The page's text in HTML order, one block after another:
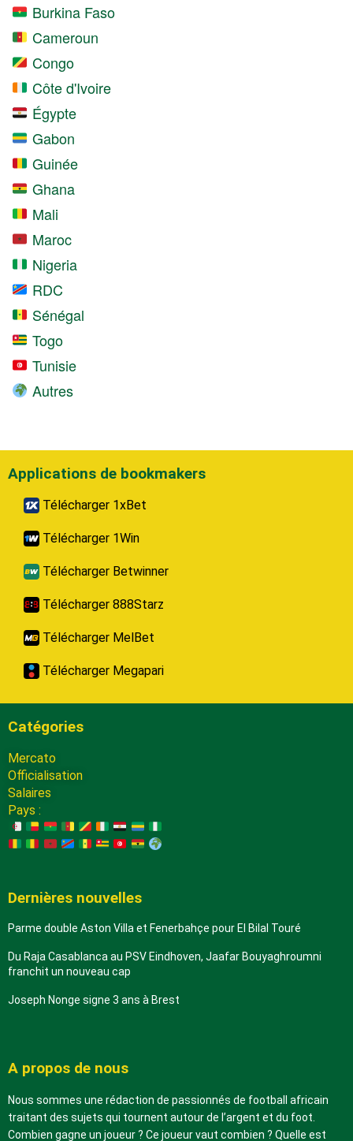
Burkina Faso
Cameroun
Congo
Côte d'Ivoire
Égypte
Gabon
Guinée
Ghana
Mali
Maroc
Nigeria
RDC
Sénégal
Togo
Tunisie
Autres
Applications de bookmakers
Télécharger 1xBet
Télécharger 1Win
Télécharger Betwinner
Télécharger 888Starz
Télécharger MelBet
Télécharger Megapari
Catégories
Mercato
Officialisation
Salaires
Pays :
Dernières nouvelles
Parme double Aston Villa et Fenerbahçe pour El Bilal Touré
Du Raja Casablanca au PSV Eindhoven, Jaafar Bouyaghroumni
franchit un nouveau cap
Joseph Nonge signe 3 ans à Brest
A propos de nous
Nous sommes une rédaction de passionnés de football africain
traitant des sujets qui tournent autour de l’argent et du foot.
Combien gagne un joueur ? Ce joueur vaut combien ? Quelle est